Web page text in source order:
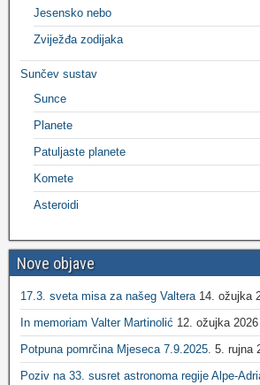
Jesensko nebo
Zviježđa zodijaka
Sunčev sustav
Sunce
Planete
Patuljaste planete
Komete
Asteroidi
Nove objave
17.3. sveta misa za našeg Valtera 14. ožujka
In memoriam Valter Martinolić 12. ožujka 2026
Potpuna pomrčina Mjeseca 7.9.2025. 5. rujna
Poziv na 33. susret astronoma regije Alpe-